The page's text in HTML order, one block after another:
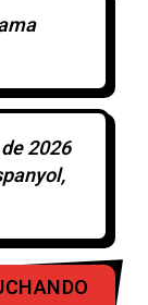
2026